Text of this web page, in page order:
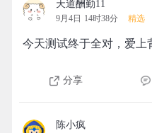
天道酬勤11
9月4日 14时38分 精选
今天测试终于全对，爱上
分享
陈小疯